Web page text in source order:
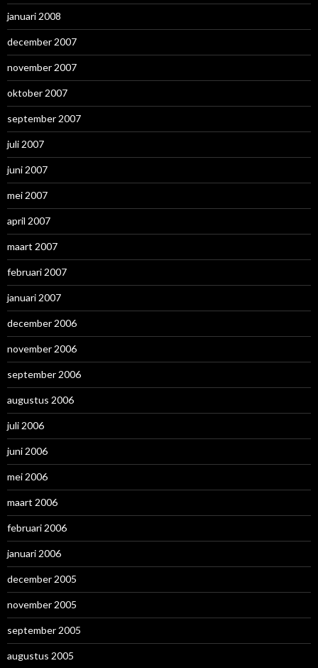
januari 2008
december 2007
november 2007
oktober 2007
september 2007
juli 2007
juni 2007
mei 2007
april 2007
maart 2007
februari 2007
januari 2007
december 2006
november 2006
september 2006
augustus 2006
juli 2006
juni 2006
mei 2006
maart 2006
februari 2006
januari 2006
december 2005
november 2005
september 2005
augustus 2005